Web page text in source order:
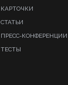
КАРТОЧКИ
СТАТЬИ
ПРЕСС-КОНФЕРЕНЦИИ
ТЕСТЫ